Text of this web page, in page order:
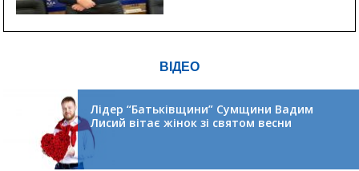
ВІДЕО
Лідер “Батьківщини” Сумщини Вадим
Лисий вітає жінок зі святом весни